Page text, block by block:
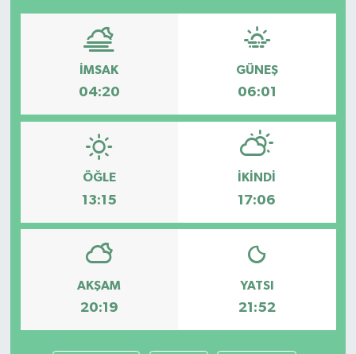
İMSAK
04:20
GÜNEŞ
06:01
ÖĞLE
13:15
İKINDI
17:06
AKŞAM
20:19
YATSI
21:52